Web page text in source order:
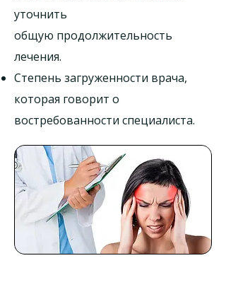
уточнить
общую продолжительность
лечения.
Степень загруженности врача,
которая говорит о
востребованности специалиста.